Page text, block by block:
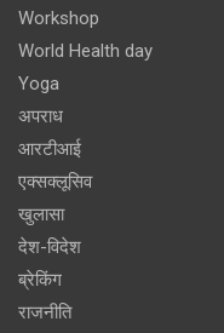
Workshop
World Health day
Yoga
अपराध
आरटीआई
एक्सक्लूसिव
खुलासा
देश-विदेश
ब्रेकिंग
राजनीति